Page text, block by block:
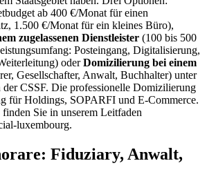
ab 400 €/Monat für einen
1.500 €/Monat für ein kleines Büro),
zugelassenen Dienstleister (100 bis 500
Posteingang, Digitalisierung,
oderDomizilierung bei einem
Gesellschafter, Anwalt, Buchhalter) unter
der CSSF. Die professionelle Domizilierung
für Holdings, SOPARFI und E-Commerce.
Sie in unserem Leitfaden
luxembourg.
Fiduziary, Anwalt,